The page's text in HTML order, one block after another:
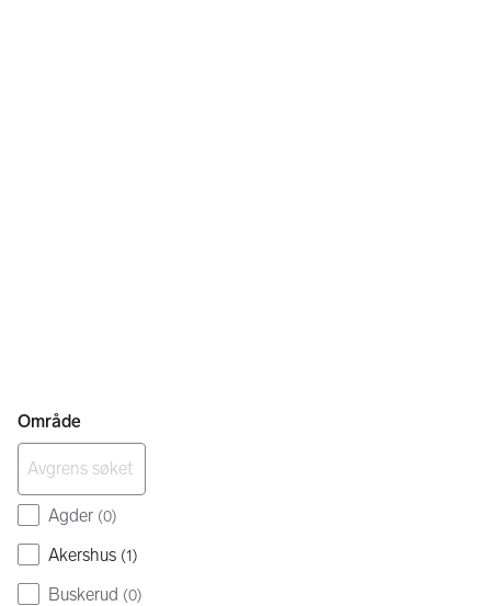
Område
Agder (0)
Akershus (1)
Buskerud (0)